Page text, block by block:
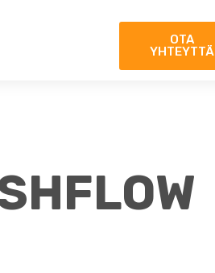
OTA
YHTEYTTÄ